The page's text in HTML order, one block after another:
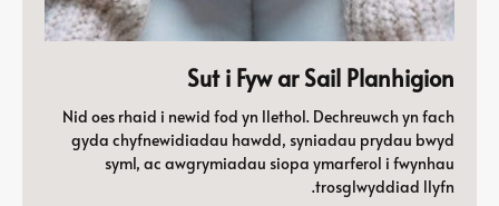
Sut i Fyw ar Sail Planhigion
Nid oes rhaid i newid fod yn llethol. Dechreuwch yn fach
gyda chyfnewidiadau hawdd, syniadau prydau bwyd
syml, ac awgrymiadau siopa ymarferol i fwynhau
trosglwyddiad llyfn.